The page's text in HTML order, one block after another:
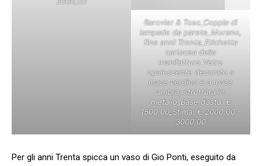
Barovier & Toso_Coppia di
lampade da parete_Murano,
fine anni Trenta_Etichetta
cartacea della
manifattura_Vetro
opalescente decorato a
mace verdino e a mace
ambra; struttura in
metallo_Base d’asta: €
1500,00_Stima: € 2000,00 –
3000,00
Per gli anni Trenta spicca un vaso di Gio Ponti, eseguito da